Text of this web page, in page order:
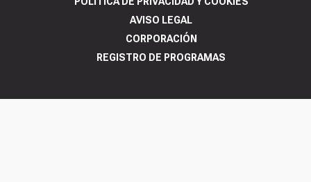
AVISO LEGAL
CORPORACIÓN
REGISTRO DE PROGRAMAS